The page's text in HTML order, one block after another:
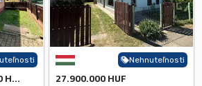
Kaufpreis: 51 900 000 HUF💰
Nehnuteľnosti
27.900.000 HUF